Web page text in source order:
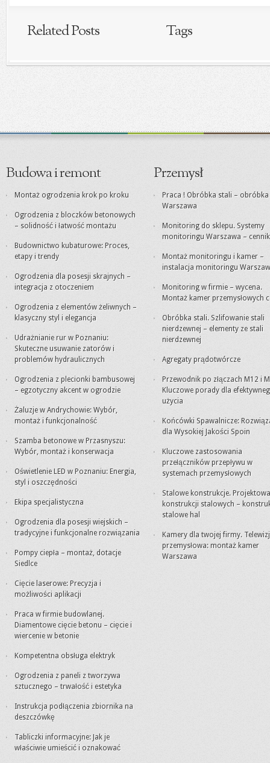
Related Posts Tags
Budowa i remont
Montaż ogrodzenia krok po kroku
Ogrodzenia z bloczków betonowych
– solidność i łatwość montażu
Budownictwo kubaturowe: Proces,
etapy i trendy
Ogrodzenia dla posesji skrajnych –
integracja z otoczeniem
Ogrodzenia z elementów żeliwnych –
klasyczny styl i elegancja
Udrażnianie rur w Poznaniu:
Skuteczne usuwanie zatorów i
problemów hydraulicznych
Ogrodzenia z plecionki bambusowej
– egzotyczny akcent w ogrodzie
Żaluzje w Andrychowie: Wybór,
montaż i funkcjonalność
Szamba betonowe w Przasnyszu:
Wybór, montaż i konserwacja
Oświetlenie LED w Poznaniu: Energia,
styl i oszczędności
Ekipa specjalistyczna
Ogrodzenia dla posesji wiejskich –
tradycyjne i funkcjonalne rozwiązania
Pompy ciepła – montaż, dotacje
Siedlce
Cięcie laserowe: Precyzja i
możliwości aplikacji
Praca w firmie budowlanej.
Diamentowe cięcie betonu – cięcie i
wiercenie w betonie
Kompetentna obsługa elektryk
Ogrodzenia z paneli z tworzywa
sztucznego – trwałość i estetyka
Instrukcja podłączenia zbiornika na
deszczówkę
Tabliczki informacyjne: Jak je
właściwie umieścić i oznakować
Przemysł
Praca ! Obróbka stali – obróbka
Warszawa
Monitoring do sklepu. Systemy
monitoringu Warszawa – cennik
Montaż monitoringu i kamer –
instalacja monitoringu
Monitoring w firmie – wycena.
Montaż kamer przemysłowych
Obróbka stali. Szlifowanie stali
nierdzewnej – elementy ze stali
nierdzewnej
Agregaty prądotwórcze
Przewodnik po złączach M12 i
Kluczowe porady dla
użycia
Końcówki Spawalnicze:
dla Wysokiej Jakości Spoin
Kluczowe zastosowania
przełączników przepływu w
systemach przemysłowych
Stalowe konstrukcje.
konstrukcji stalowych –
stalowe hal
Kamery dla twojej firmy.
przemysłowa: montaż kamer
Warszawa